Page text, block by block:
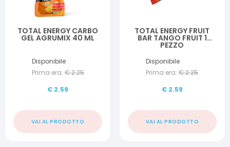
TOTAL ENERGY CARBO
GEL AGRUMIX 40 ML
Disponibile
Prima era: €2.25
€ 2.59
VAI AL PRODOTTO
TOTAL ENERGY FRUIT
BAR TANGO FRUIT 1
PEZZO
Disponibile
Prima era: €2.25
€ 2.59
VAI AL PRODOTTO